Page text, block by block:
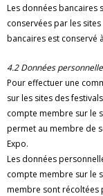
Les données bancaires
conservées par les
bancaires est conservé
4.2 Données
Pour effectuer une
sur les sites des
compte membre sur le
permet au membre de
Expo.
Les données
compte membre sur le
membre sont récoltées